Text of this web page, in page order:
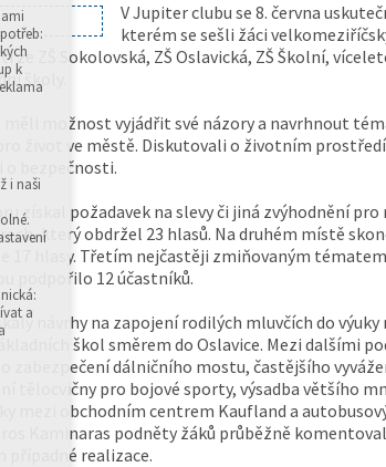
V Jupiter clubu se 8. června
kterém se sešli žáci
ze ZŠ Sokolovská, ZŠ Oslavická, ZŠ Školní,
školy.
měli možnost vyjádřit své názory a navrhnout
život ve městě. Diskutovali o životním
i o bezpečnosti.
získal požadavek na slevy či jiná zvýhodnění
který obdržel 23 hlasů. Na druhém místě
17 hlasy. Třetím nejčastěji zmiňovaným
podpořilo 12 účastníků.
návrhy na zapojení rodilých mluvčích do výuky
škol směrem do Oslavice. Mezi dalšími
zabezpečení dálničního mostu, častějšího
tělocvičny pro bojové sporty, výsadba většího
mezi obchodním centrem Kaufland a
Kaminaras podněty žáků průběžně
případné realizace.
k
i naši
a